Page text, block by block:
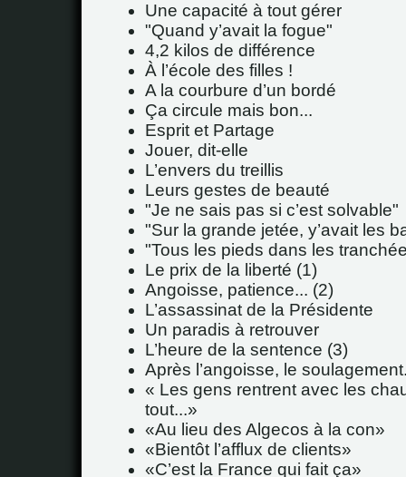
Une capacité à tout gérer
"Quand y’avait la fogue"
4,2 kilos de différence
À l’école des filles !
A la courbure d’un bordé
Ça circule mais bon...
Esprit et Partage
Jouer, dit-elle
L’envers du treillis
Leurs gestes de beauté
"Je ne sais pas si c’est solvable"
"Sur la grande jetée, y’avait les
"Tous les pieds dans les
Le prix de la liberté (1)
Angoisse, patience... (2)
L’assassinat de la Présidente
Un paradis à retrouver
L’heure de la sentence (3)
Après l’angoisse, le
Les gens rentrent avec les
tout...
Au lieu des Algecos à la con
Bientôt l’afflux de clients
C’est la France qui fait ça